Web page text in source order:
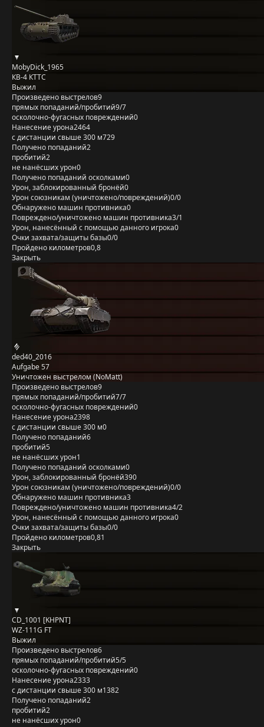
MobyDick_1965
КВ-4 КТТС
Выжил
Произведено выстрелов9
прямых попаданий/пробитий9/7
осколочно-фугасных повреждений0
Нанесение урона2464
с дистанции свыше 300 м729
Получено попаданий2
пробитий2
не нанёсших урон0
Получено попаданий осколками0
Урон, заблокированный бронёй0
Урон союзникам (уничтожено/повреждений)0/0
Обнаружено машин противника0
Повреждено/уничтожено машин противника3/1
Урон, нанесённый с помощью данного игрока0
Очки захвата/защиты базы0/0
Пройдено километров0,8
Закрыть
ded40_2016
Aufgabe 57
Уничтожен выстрелом (NoMatt)
Произведено выстрелов9
прямых попаданий/пробитий7/7
осколочно-фугасных повреждений0
Нанесение урона2398
с дистанции свыше 300 м0
Получено попаданий6
пробитий5
не нанёсших урон1
Получено попаданий осколками0
Урон, заблокированный бронёй390
Урон союзникам (уничтожено/повреждений)0/0
Обнаружено машин противника3
Повреждено/уничтожено машин противника4/2
Урон, нанесённый с помощью данного игрока0
Очки захвата/защиты базы0/0
Пройдено километров0,81
Закрыть
CD_1001 [KHPNT]
WZ-111G FT
Выжил
Произведено выстрелов6
прямых попаданий/пробитий5/5
осколочно-фугасных повреждений0
Нанесение урона2333
с дистанции свыше 300 м1382
Получено попаданий2
пробитий2
не нанёсших урон0